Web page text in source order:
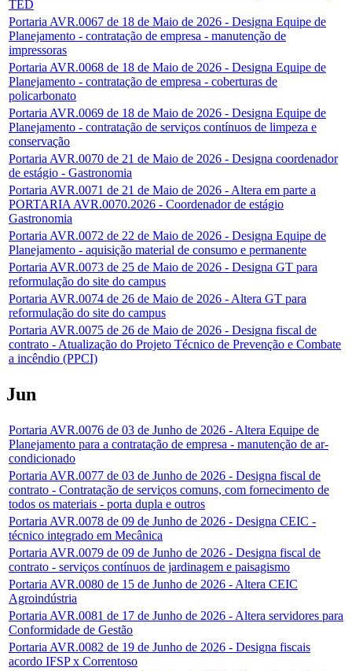
TED
Portaria AVR.0067 de 18 de Maio de 2026 - Designa Equipe de
Planejamento - contratação de empresa - manutenção de
impressoras
Portaria AVR.0068 de 18 de Maio de 2026 - Designa Equipe de
Planejamento - contratação de empresa - coberturas de
policarbonato
Portaria AVR.0069 de 18 de Maio de 2026 - Designa Equipe de
Planejamento - contratação de serviços contínuos de limpeza e
conservação
Portaria AVR.0070 de 21 de Maio de 2026 - Designa coordenador
de estágio - Gastronomia
Portaria AVR.0071 de 21 de Maio de 2026 - Altera em parte a
PORTARIA AVR.0070.2026 - Coordenador de estágio
Gastronomia
Portaria AVR.0072 de 22 de Maio de 2026 - Designa Equipe de
Planejamento - aquisição material de consumo e permanente
Portaria AVR.0073 de 25 de Maio de 2026 - Designa GT para
reformulação do site do campus
Portaria AVR.0074 de 26 de Maio de 2026 - Altera GT para
reformulação do site do campus
Portaria AVR.0075 de 26 de Maio de 2026 - Designa fiscal de
contrato - Atualização do Projeto Técnico de Prevenção e Combate
a incêndio (PPCI)
Jun
Portaria AVR.0076 de 03 de Junho de 2026 - Altera Equipe de
Planejamento para a contratação de empresa - manutenção de ar-
condicionado
Portaria AVR.0077 de 03 de Junho de 2026 - Designa fiscal de
contrato - Contratação de serviços comuns, com fornecimento de
todos os materiais - porta dupla e outros
Portaria AVR.0078 de 09 de Junho de 2026 - Designa CEIC -
técnico integrado em Mecânica
Portaria AVR.0079 de 09 de Junho de 2026 - Designa fiscal de
contrato - serviços contínuos de jardinagem e paisagismo
Portaria AVR.0080 de 15 de Junho de 2026 - Altera CEIC
Agroindústria
Portaria AVR.0081 de 17 de Junho de 2026 - Altera servidores para
Conformidade de Gestão
Portaria AVR.0082 de 19 de Junho de 2026 - Designa fiscais
acordo IFSP x Correntoso